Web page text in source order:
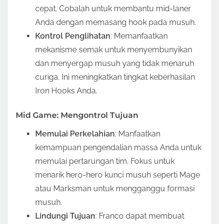
cepat. Cobalah untuk membantu mid-laner
Anda dengan memasang hook pada musuh.
Kontrol Penglihatan: Memanfaatkan
mekanisme semak untuk menyembunyikan
dan menyergap musuh yang tidak menaruh
curiga. Ini meningkatkan tingkat keberhasilan
Iron Hooks Anda.
Mid Game: Mengontrol Tujuan
Memulai Perkelahian: Manfaatkan
kemampuan pengendalian massa Anda untuk
memulai pertarungan tim. Fokus untuk
menarik hero-hero kunci musuh seperti Mage
atau Marksman untuk mengganggu formasi
musuh.
Lindungi Tujuan: Franco dapat membuat